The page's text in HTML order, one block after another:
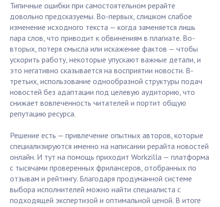
Типичные ошибки при самостоятельном рерайте
довольно предсказуемы. Во-первых, слишком слабое
изменение исходного текста — когда заменяется лишь
пара слов, что приводит к обвинениям в плагиате. Во-
вторых, потеря смысла или искажение фактов — чтобы
ускорить работу, некоторые упускают важные детали, и
это негативно сказывается на восприятии новости. В-
третьих, использование однообразной структуры подач
новостей без адаптации под целевую аудиторию, что
снижает вовлеченность читателей и портит общую
репутацию ресурса.
Решение есть — привлечение опытных авторов, которые
специализируются именно на написании рерайта новостей
онлайн. И тут на помощь приходит Workzilla — платформа
с тысячами проверенных фрилансеров, отобранных по
отзывам и рейтингу. Благодаря продуманной системе
выбора исполнителей можно найти специалиста с
подходящей экспертизой и оптимальной ценой. В итоге